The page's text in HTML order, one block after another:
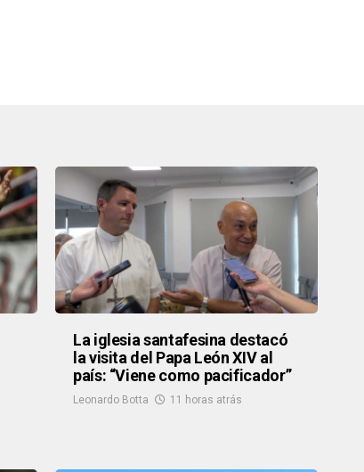
La iglesia santafesina destacó
la visita del Papa León XIV al
país: “Viene como pacificador”
Leonardo Botta 11 horas atrás